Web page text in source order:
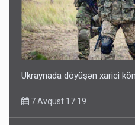
Ukraynada döyüşən xarici
7 Avqust 17:19